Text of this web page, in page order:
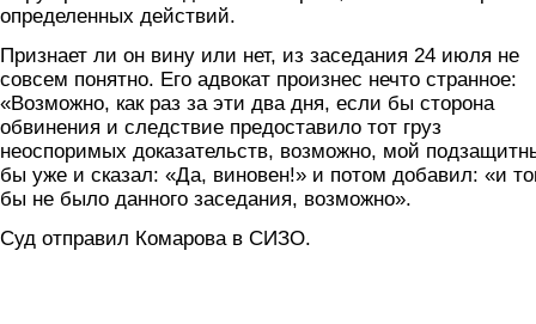
определенных действий.
Признает ли он вину или нет, из заседания 24 июля не
совсем понятно. Его адвокат произнес нечто странное:
«Возможно, как раз за эти два дня, если бы сторона
обвинения и следствие предоставило тот груз
неоспоримых доказательств, возможно, мой
бы уже и сказал: «Да, виновен!» и потом добавил: «и
бы не было данного заседания, возможно».
Суд отправил Комарова в СИЗО.